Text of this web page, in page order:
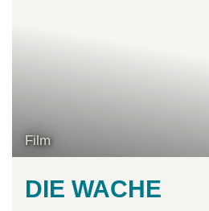
Film
DIE WACHE